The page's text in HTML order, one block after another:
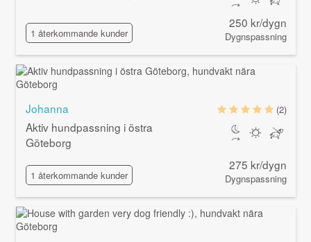
1 återkommande kunder
250 kr/dygn
Dygnspassning
Johanna
Aktiv hundpassning i östra
Göteborg
1 återkommande kunder
(2)
275 kr/dygn
Dygnspassning